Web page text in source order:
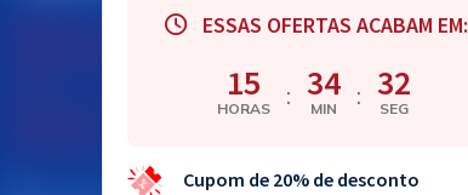
ESSAS OFERTAS ACABAM EM:
15
HORAS : 34
MIN : 31
SEG
Cupom de 20% de desconto